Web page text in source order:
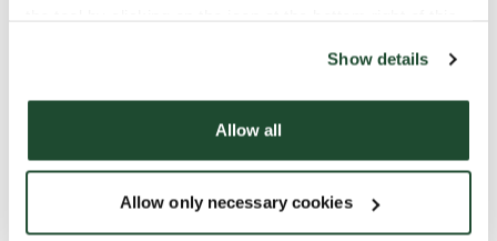
Show details
Allow all
Allow only necessary cookies
Ingredienser
Næringsinnhold